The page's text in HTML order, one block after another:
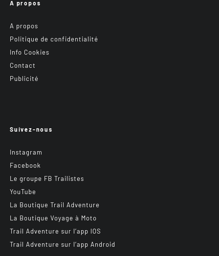
A propos
A propos
Politique de confidentialité
Info Cookies
Contact
Publicité
Suivez-nous
Instagram
Facebook
Le groupe FB Trailistes
YouTube
La Boutique Trail Adventure
La Boutique Voyage à Moto
Trail Adventure sur l’app IOS
Trail Adventure sur l’app Android